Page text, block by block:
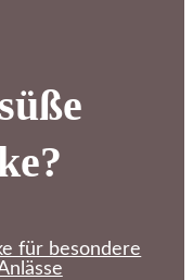
für besondere